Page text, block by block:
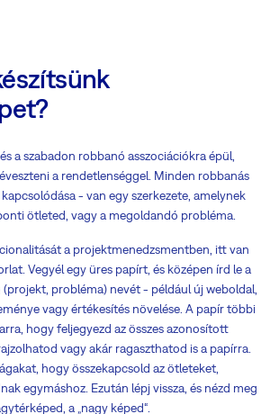
a szabadon robbanó asszociációkra épül,
a rendetlenséggel. Minden robbanás
- van egy szerkezete, amelynek
ötleted, vagy a megoldandó probléma.
a projektmenedzsmentben, itt van
Vegyél egy üres papírt, és középen írd le a
probléma) nevét - például új weboldal,
vagy értékesítés növelése. A papír többi
hogy feljegyezd az összes azonosított
vagy akár ragaszthatod is a papírra.
hogy összekapcsold az ötleteket,
egymáshoz. Ezután lépj vissza, és nézd meg
a „nagy képed“.